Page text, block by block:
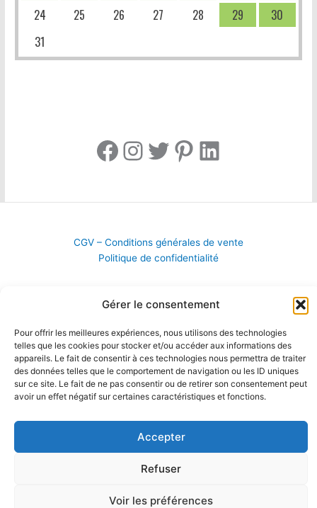
Gérer le consentement
Pour offrir les meilleures expériences, nous utilisons des technologies
telles que les cookies pour stocker et/ou accéder aux informations des
appareils. Le fait de consentir à ces technologies nous permettra de traiter
des données telles que le comportement de navigation ou les ID uniques
sur ce site. Le fait de ne pas consentir ou de retirer son consentement peut
avoir un effet négatif sur certaines caractéristiques et fonctions.
Accepter
Refuser
Voir les préférences
24
25 26 27 28 29
30
31
Facebook
Instagram
Twitter
Pinterest
LinkedIn
CGV – Conditions générales de vente
Politique de confidentialité
Copyright © 2026 ParaParisNevers | ParaParisNevers.fr